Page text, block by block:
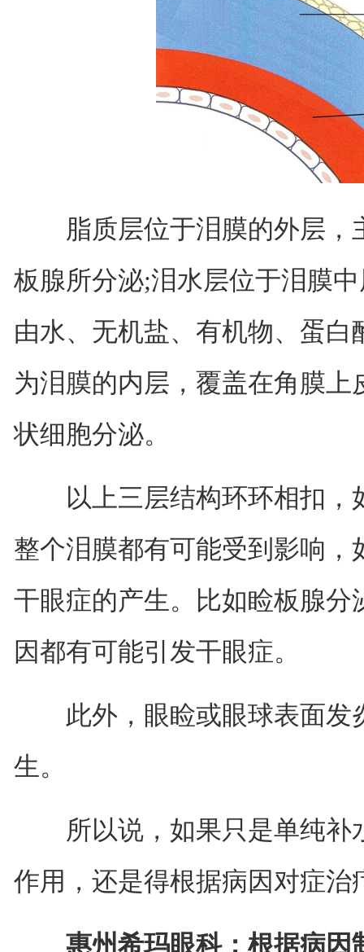
脂质层位于泪膜的外层，
板腺所分泌;泪水层位于泪膜
由水、无机盐、有机物、蛋
为泪膜的内层，覆盖在角膜
状细胞分泌。
以上三层结构环环相扣，
整个泪膜都有可能受到影响
干眼症的产生。比如睑板腺
因都有可能引发干眼症。
此外，眼睑或眼球表面发
生。
所以说，如果只是单纯补
作用，还是得根据病因对症治
惠州希玛眼科：根据病因